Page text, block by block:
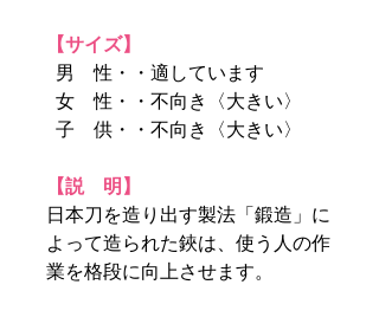
【サイズ】
男 性・・適しています
女 性・・不向き〈大きい〉
子 供・・不向き〈大きい〉
【説 明】
日本刀を造り出す製法「鍛造」に
よって造られた鋏は、使う人の作
業を格段に向上させます。